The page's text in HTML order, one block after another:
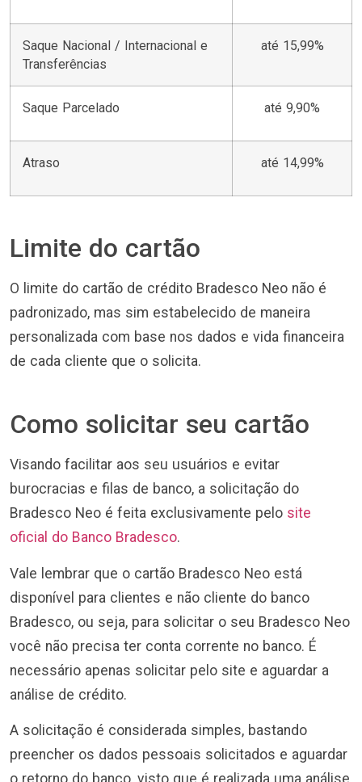
Saque Nacional / Internacional e
Transferências
até 15,99%
Saque Parcelado até 9,90%
Atraso até 14,99%
Limite do cartão
O limite do cartão de crédito Bradesco Neo não é
padronizado, mas sim estabelecido de maneira
personalizada com base nos dados e vida financeira
de cada cliente que o solicita.
Como solicitar seu cartão
Visando facilitar aos seu usuários e evitar
burocracias e filas de banco, a solicitação do
Bradesco Neo é feita exclusivamente pelo site
oficial do Banco Bradesco.
Vale lembrar que o cartão Bradesco Neo está
disponível para clientes e não cliente do banco
Bradesco, ou seja, para solicitar o seu Bradesco Neo
você não precisa ter conta corrente no banco. É
necessário apenas solicitar pelo site e aguardar a
análise de crédito.
A solicitação é considerada simples, bastando
preencher os dados pessoais solicitados e aguardar